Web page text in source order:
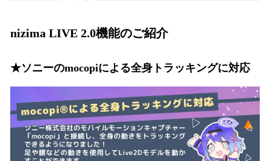
nizima LIVE 2.0機能のご紹介
★ソニーのmocopiによる全身トラッキングに対応